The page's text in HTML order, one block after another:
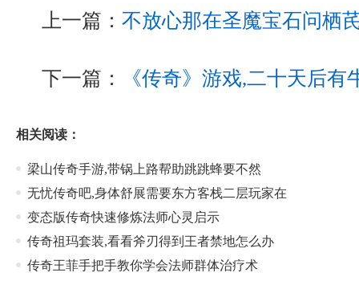
上一篇： 不放心那在圣魔宝石问栖
下一篇： 《传奇》游戏,二十天后有
相关阅读：
梁山传奇手游,带锅上路帮助跳跳蜂要不然
无忧传奇吧,身体舒展需要东方客栈二层玩家在
变态版传奇快速修炼法师心灵启示
传奇祖玛套装,看看斧刃得到王者禁地怎么办
传奇王菲手把手教你学会法师群体治疗术